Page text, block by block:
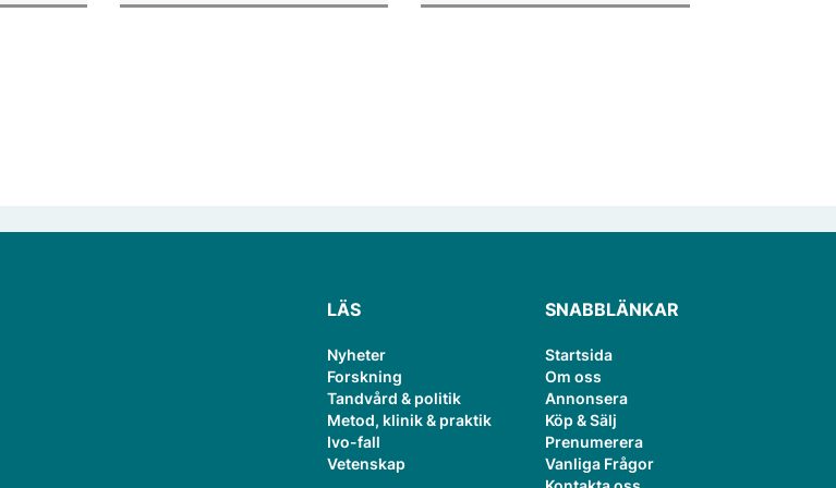
verksamheten som gästprofessor.
publiceringsverktyg.
LÄS
Nyheter
Forskning
Tandvård & politik
Metod, klinik & praktik
Ivo-fall
Vetenskap
SNABBLÄNKAR
Startsida
Om oss
Annonsera
Köp & Sälj
Prenumerera
Vanliga Frågor